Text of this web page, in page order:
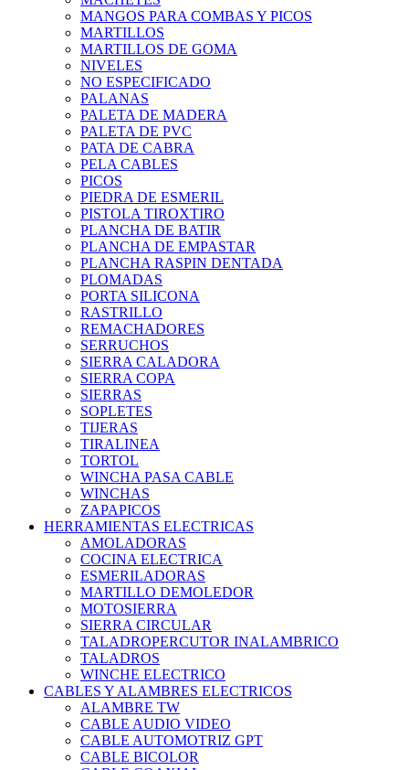
MANGOS PARA COMBAS Y PICOS
MARTILLOS
MARTILLOS DE GOMA
NIVELES
NO ESPECIFICADO
PALANAS
PALETA DE MADERA
PALETA DE PVC
PATA DE CABRA
PELA CABLES
PICOS
PIEDRA DE ESMERIL
PISTOLA TIROXTIRO
PLANCHA DE BATIR
PLANCHA DE EMPASTAR
PLANCHA RASPIN DENTADA
PLOMADAS
PORTA SILICONA
RASTRILLO
REMACHADORES
SERRUCHOS
SIERRA CALADORA
SIERRA COPA
SIERRAS
SOPLETES
TIJERAS
TIRALINEA
TORTOL
WINCHA PASA CABLE
WINCHAS
ZAPAPICOS
HERRAMIENTAS ELECTRICAS
AMOLADORAS
COCINA ELECTRICA
ESMERILADORAS
MARTILLO DEMOLEDOR
MOTOSIERRA
SIERRA CIRCULAR
TALADROPERCUTOR INALAMBRICO
TALADROS
WINCHE ELECTRICO
CABLES Y ALAMBRES ELECTRICOS
ALAMBRE TW
CABLE AUDIO VIDEO
CABLE AUTOMOTRIZ GPT
CABLE BICOLOR